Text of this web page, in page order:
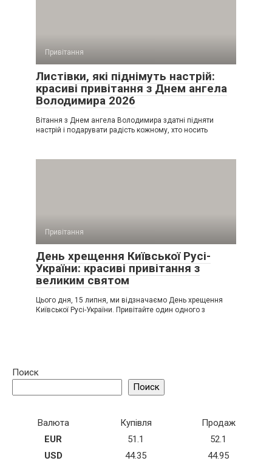
Привітання
Листівки, які піднімуть настрій:
красиві привітання з Днем ангела
Володимира 2026
Вітання з Днем ангела Володимира здатні підняти
настрій і подарувати радість кожному, хто носить
Привітання
День хрещення Київської Русі-
України: красиві привітання з
великим святом
Цього дня, 15 липня, ми відзначаємо День хрещення
Київської Русі-України. Привітайте один одного з
Поиск
Поиск
Валюта Купівля
Продаж
EUR
51.1
52.1
USD
44.35 44.95